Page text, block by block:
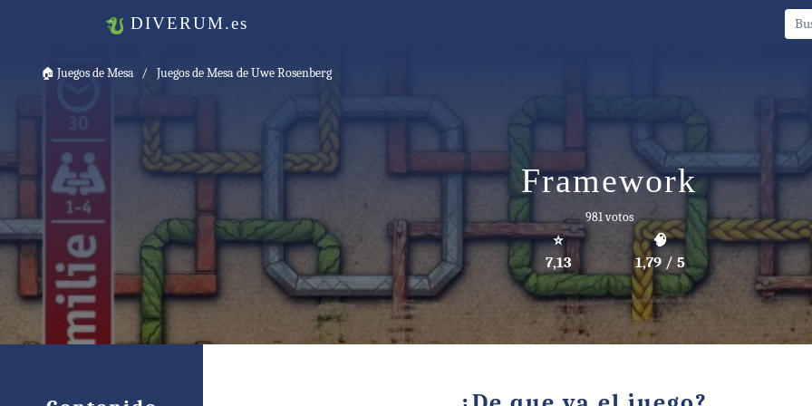
DIVERUM.es
🏠 Juegos de Mesa Juegos de Mesa de Uwe Rosenberg
Framework
981 votos
⭐
7,13
🧠
1,79 / 5